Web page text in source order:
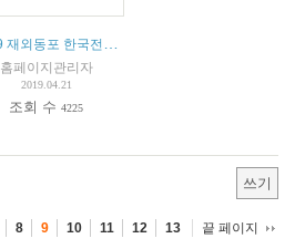
2019 재외동포 한국전통문화연수 참가자 모집
홈페이지관리자
2019.04.21
조회 수4225
쓰기
8 9 10 11 12 13 끝 페이지